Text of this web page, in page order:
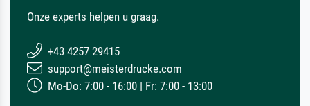
Onze experts helpen u graag.
+43 4257 29415
support@meisterdrucke.com
Mo-Do: 7:00 - 16:00 | Fr: 7:00 - 13:00